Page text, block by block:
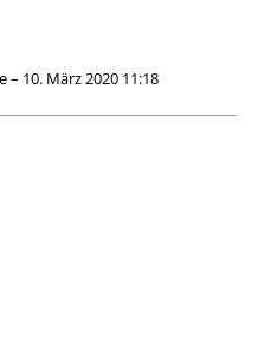
– 10. März 2020 11:18